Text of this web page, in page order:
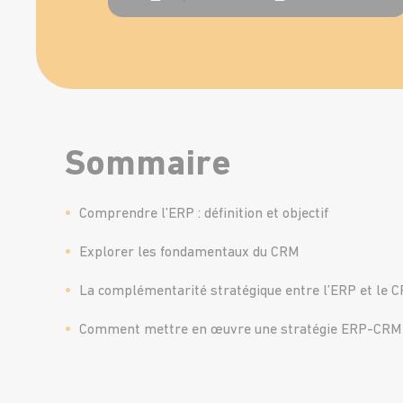
Sommaire
Comprendre l’ERP : définition et objectif
Explorer les fondamentaux du CRM
La complémentarité stratégique entre l’ERP et le
Comment mettre en œuvre une stratégie ERP-CRM